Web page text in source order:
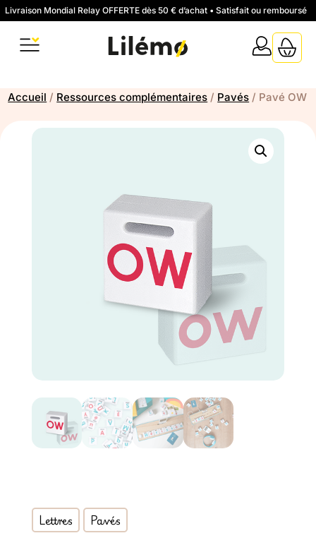
Livraison Mondial Relay OFFERTE dès 50 € d’achat • Satisfait ou remboursé
Accueil / Ressources complémentaires / Pavés / Pavé OW
Lettres Pavés